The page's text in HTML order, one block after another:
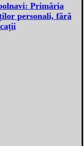
Primăria
personali, fără